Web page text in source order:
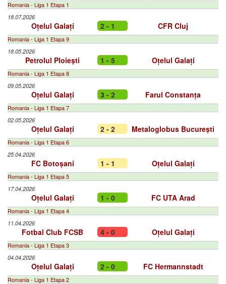
Romania - Liga 1 Etapa 1
18.07.2026
Oțelul Galați 2 - 1 CFR Cluj
Romania - Liga 1 Etapa 9
18.05.2026
Petrolul Ploiești 1 - 5 Oțelul Galați
Romania - Liga 1 Etapa 8
09.05.2026
Oțelul Galați 3 - 2 Farul Constanța
Romania - Liga 1 Etapa 7
02.05.2026
Oțelul Galați 2 - 2 Metaloglobus București
Romania - Liga 1 Etapa 6
25.04.2026
FC Botoșani 1 - 1 Oțelul Galați
Romania - Liga 1 Etapa 5
17.04.2026
Oțelul Galați 1 - 0 FC UTA Arad
Romania - Liga 1 Etapa 4
11.04.2026
Fotbal Club FCSB 4 - 0 Oțelul Galați
Romania - Liga 1 Etapa 3
04.04.2026
Oțelul Galați 2 - 0 FC Hermannstadt
Romania - Liga 1 Etapa 2